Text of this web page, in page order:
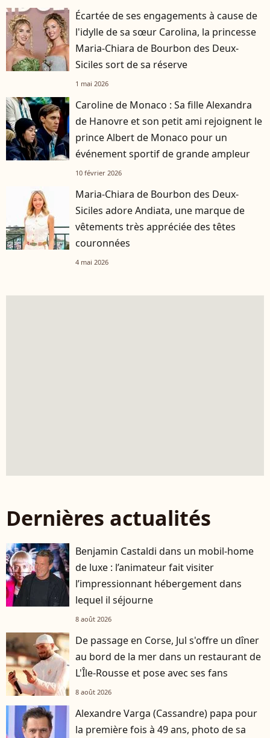
Écartée de ses engagements à cause de
l'idylle de sa sœur Carolina, la princesse
Maria-Chiara de Bourbon des Deux-
Siciles sort de sa réserve
1 mai 2026
Caroline de Monaco : Sa fille Alexandra
de Hanovre et son petit ami rejoignent le
prince Albert de Monaco pour un
événement sportif de grande ampleur
10 février 2026
Maria-Chiara de Bourbon des Deux-
Siciles adore Andiata, une marque de
vêtements très appréciée des têtes
couronnées
4 mai 2026
Dernières actualités
Benjamin Castaldi dans un mobil-home
de luxe : l’animateur fait visiter
l’impressionnant hébergement dans
lequel il séjourne
8 août 2026
De passage en Corse, Jul s'offre un dîner
au bord de la mer dans un restaurant de
L'Île-Rousse et pose avec ses fans
8 août 2026
Alexandre Varga (Cassandre) papa pour
la première fois à 49 ans, photo de sa